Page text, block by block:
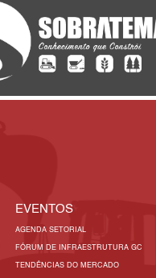
EVENTOS
AGENDA SETORIAL
FÓRUM DE INFRAESTRUTURA GC
TENDÊNCIAS DO MERCADO